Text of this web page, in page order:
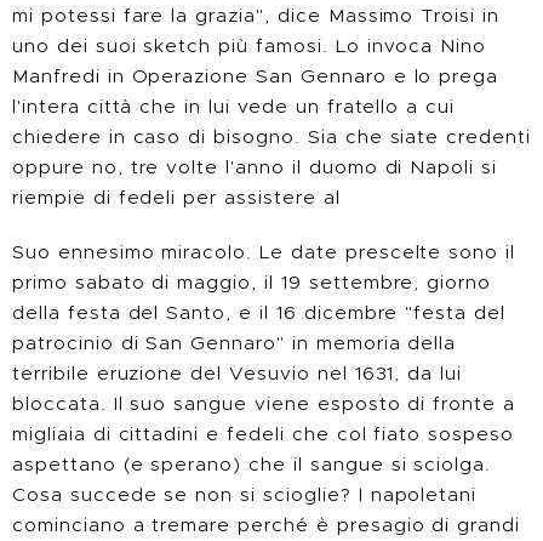
mi potessi fare la grazia", dice Massimo Troisi in
uno dei suoi sketch più famosi. Lo invoca Nino
Manfredi in Operazione San Gennaro e lo prega
l'intera città che in lui vede un fratello a cui
chiedere in caso di bisogno. Sia che siate credenti
oppure no, tre volte l'anno il duomo di Napoli si
riempie di fedeli per assistere al
Suo ennesimo miracolo. Le date prescelte sono il
primo sabato di maggio, il 19 settembre, giorno
della festa del Santo, e il 16 dicembre "festa del
patrocinio di San Gennaro" in memoria della
terribile eruzione del Vesuvio nel 1631, da lui
bloccata. Il suo sangue viene esposto di fronte a
migliaia di cittadini e fedeli che col fiato sospeso
aspettano (e sperano) che il sangue si sciolga.
Cosa succede se non si scioglie? I napoletani
cominciano a tremare perché è presagio di grandi